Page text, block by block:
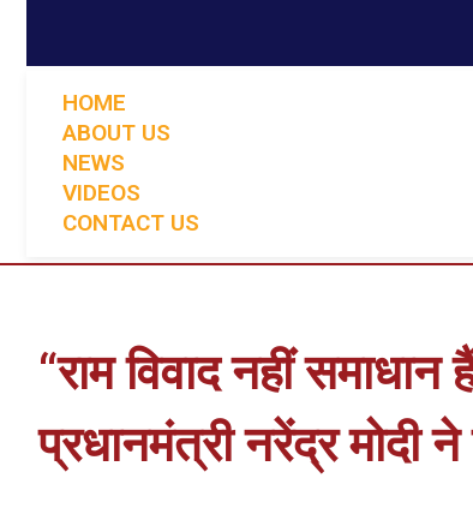
HOME
ABOUT US
NEWS
VIDEOS
CONTACT US
“राम विवाद नहीं
प्रधानमंत्री नरेंद्र मोदी ने